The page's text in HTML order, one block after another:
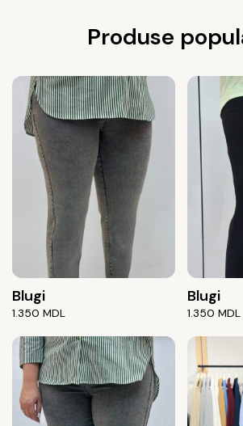
Produse
Blugi
1.350 MDL
Blugi
1.350 MDL